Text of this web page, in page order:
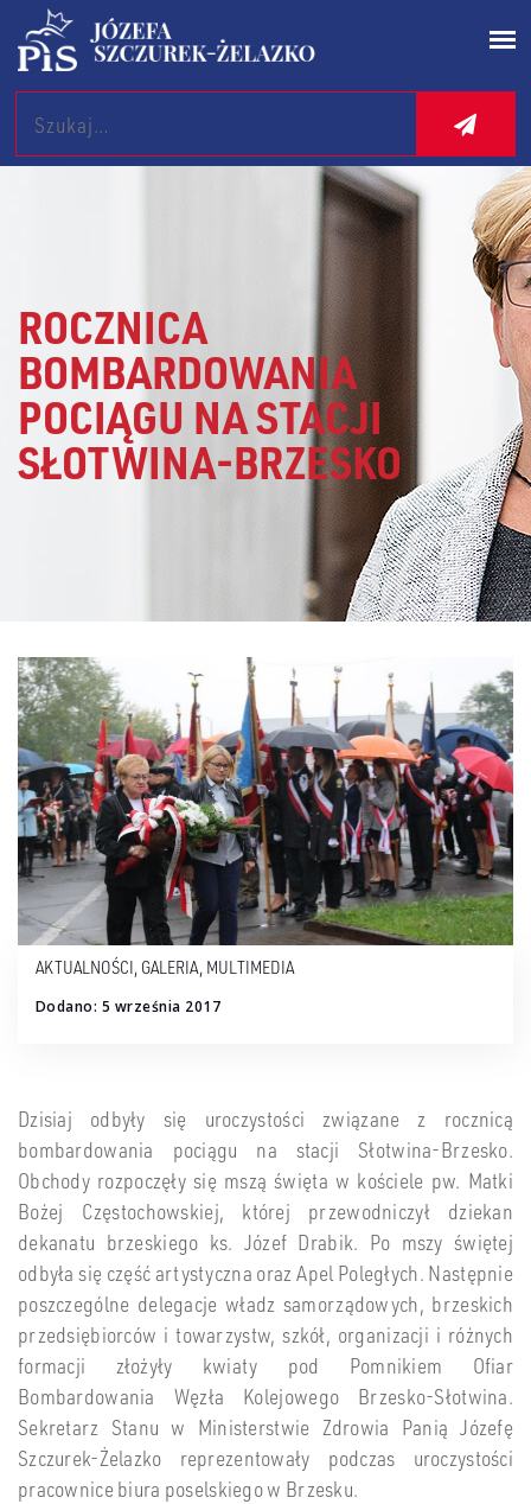
Search
ROCZNICA
BOMBARDOWANIA
POCIĄGU NA STACJI
SŁOTWINA-BRZESKO
AKTUALNOŚCI, GALERIA, MULTIMEDIA
Dodano: 5 września 2017
Dzisiaj odbyły się uroczystości związane z rocznicą
bombardowania pociągu na stacji Słotwina-Brzesko.
Obchody rozpoczęły się mszą święta w kościele pw. Matki
Bożej Częstochowskiej, której przewodniczył dziekan
dekanatu brzeskiego ks. Józef Drabik. Po mszy świętej
odbyła się część artystyczna oraz Apel Poległych. Następnie
poszczególne delegacje władz samorządowych, brzeskich
przedsiębiorców i towarzystw, szkół, organizacji i różnych
formacji złożyły kwiaty pod Pomnikiem Ofiar
Bombardowania Węzła Kolejowego Brzesko-Słotwina.
Sekretarz Stanu w Ministerstwie Zdrowia Panią Józefę
Szczurek-Żelazko reprezentowały podczas uroczystości
pracownice biura poselskiego w Brzesku.